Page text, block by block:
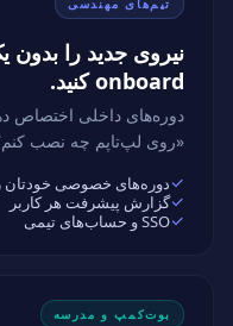
تیم‌های مهندسی
نیروی جدید را
onboard کنید.
دوره‌های داخلی اختصاص
«روی لپ‌تاپم چه نصب
دوره‌های خصوصی خودتان
گزارش پیشرفت هر کاربر
SSO و حساب‌های تیمی
بوت‌کمپ و مدرسه